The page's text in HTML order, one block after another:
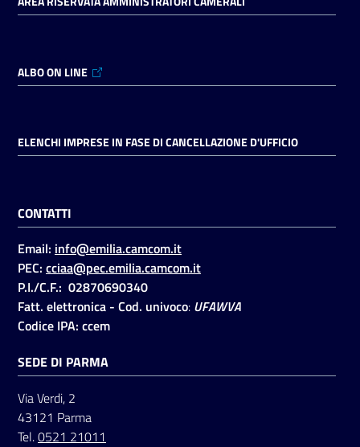
ALBO ON LINE
ELENCHI IMPRESE IN FASE DI CANCELLAZIONE D'UFFICIO
CONTATTI
Email: info@emilia.camcom.it
PEC: cciaa@pec.emilia.camcom.it
P.I./C.F.: 02870690340
Fatt. elettronica - Cod. univoco: UFAWVA
Codice IPA: ccem
SEDE DI PARMA
Via Verdi, 2
43121 Parma
Tel.0521 21011